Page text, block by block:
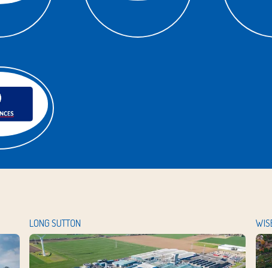
LONG SUTTON